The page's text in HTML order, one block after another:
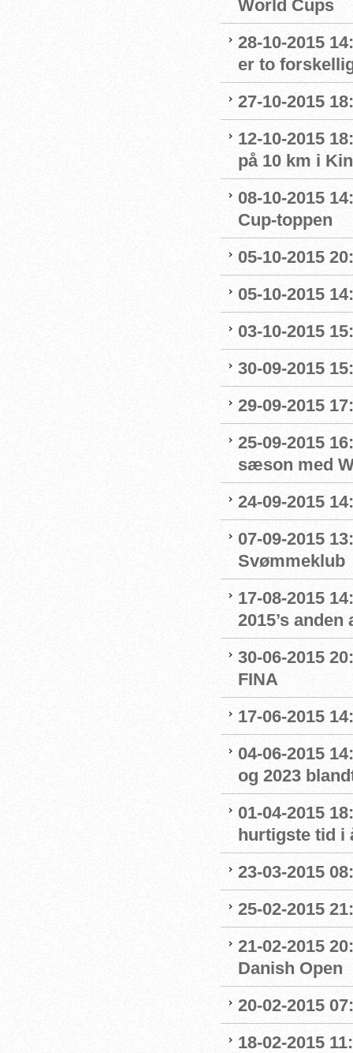
World Cups
28-10-2015
er to
27-10-2015
12-10-2015
på 10 km i
08-10-2015
Cup-toppen
05-10-2015
05-10-2015
03-10-2015
30-09-2015
29-09-2015
25-09-2015
sæson med
24-09-2015
07-09-2015
Svømmeklub
17-08-2015
2015’s
30-06-2015
FINA
17-06-2015
04-06-2015
og 2023
01-04-2015
hurtigste tid i
23-03-2015
25-02-2015
21-02-2015
Danish Open
20-02-2015
18-02-2015